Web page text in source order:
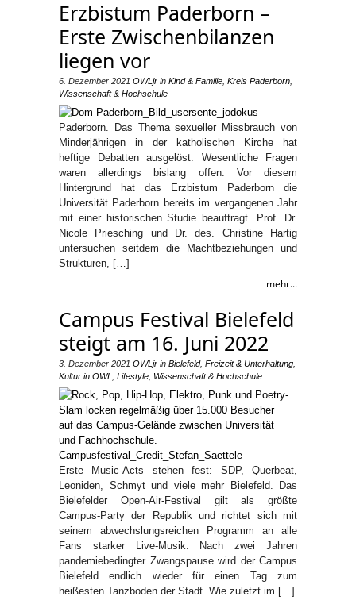
Erzbistum Paderborn –
Erste Zwischenbilanzen
liegen vor
6. Dezember 2021 OWLjr in Kind & Familie Kreis Paderborn
Wissenschaft & Hochschule
Paderborn. Das Thema sexueller Missbrauch von
Minderjährigen in der katholischen Kirche hat
heftige Debatten ausgelöst. Wesentliche Fragen
waren allerdings bislang offen. Vor diesem
Hintergrund hat das Erzbistum Paderborn die
Universität Paderborn bereits im vergangenen Jahr
mit einer historischen Studie beauftragt. Prof. Dr.
Nicole Priesching und Dr. des. Christine Hartig
untersuchen seitdem die Machtbeziehungen und
Strukturen, […]
mehr...
Campus Festival Bielefeld
steigt am 16. Juni 2022
3. Dezember 2021 OWLjr in Bielefeld, Freizeit & Unterhaltung
Kultur in OWL
Lifestyle Wissenschaft & Hochschule
Erste Music-Acts stehen fest: SDP, Querbeat,
Leoniden, Schmyt und viele mehr Bielefeld. Das
Bielefelder Open-Air-Festival gilt als größte
Campus-Party der Republik und richtet sich mit
seinem abwechslungsreichen Programm an alle
Fans starker Live-Musik. Nach zwei Jahren
pandemiebedingter Zwangspause wird der Campus
Bielefeld endlich wieder für einen Tag zum
heißesten Tanzboden der Stadt. Wie zuletzt im […]